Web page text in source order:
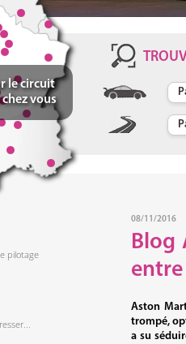
le circuit
vous
pilotage
08/11/2016
Blog
entre
Aston
trompé,
a su